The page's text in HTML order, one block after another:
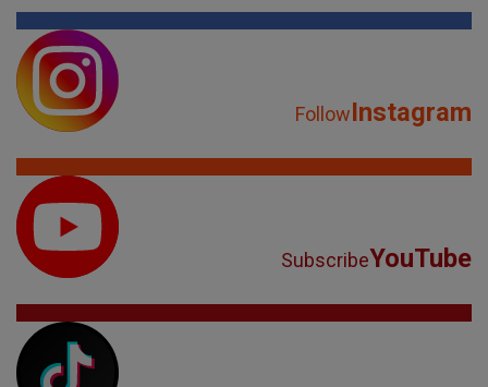
FollowInstagram
SubscribeYouTube